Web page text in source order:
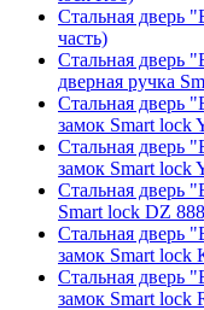
Стальная дверь
часть)
Стальная дверь
дверная ручка
Стальная дверь
замок Smart lock
Стальная дверь
замок Smart lock
Стальная дверь
Smart lock DZ
Стальная дверь
замок Smart lock
Стальная дверь
замок Smart lock